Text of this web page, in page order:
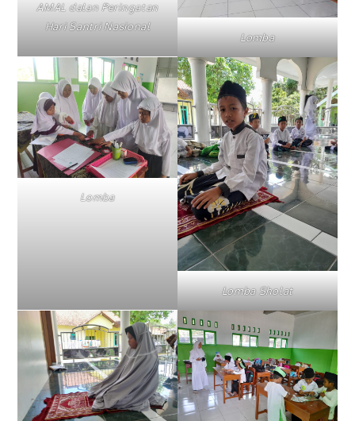
AMAL dalan Peringatan
Hari Santri Nasional
Lomba
Lomba
Lomba Sholat